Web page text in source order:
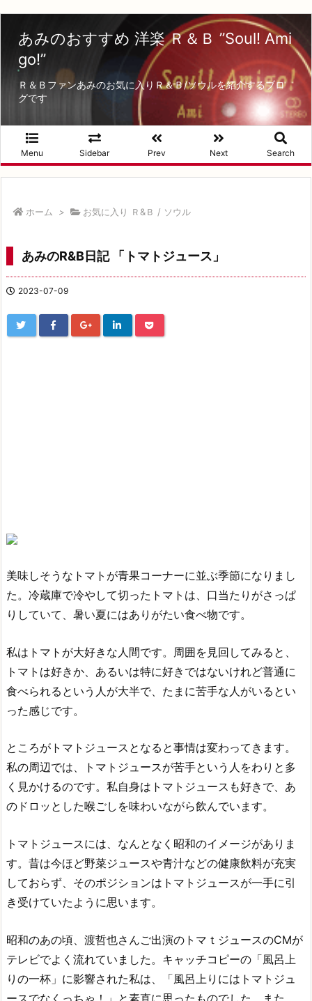
あみのおすすめ 洋楽 Ｒ＆Ｂ ”Soul! Ami
go!”
Ｒ＆Ｂファンあみのお気に入りＲ＆Ｂ/ソウルを紹介するブロ
グです
Menu Sidebar Prev Next Search
ホーム > お気に入り Ｒ&Ｂ / ソウル
あみのR&B日記 「トマトジュース」
2023-07-09
美味しそうなトマトが青果コーナーに並ぶ季節になりまし
た。冷蔵庫で冷やして切ったトマトは、口当たりがさっぱ
りしていて、暑い夏にはありがたい食べ物です。
私はトマトが大好きな人間です。周囲を見回してみると、
トマトは好きか、あるいは特に好きではないけれど普通に
食べられるという人が大半で、たまに苦手な人がいるとい
った感じです。
ところがトマトジュースとなると事情は変わってきます。
私の周辺では、トマトジュースが苦手という人をわりと多
く見かけるのです。私自身はトマトジュースも好きで、あ
のドロッとした喉ごしを味わいながら飲んでいます。
トマトジュースには、なんとなく昭和のイメージがありま
す。昔は今ほど野菜ジュースや青汁などの健康飲料が充実
しておらず、そのポジションはトマトジュースが一手に引
き受けていたように思います。
昭和のあの頃、渡哲也さんご出演のトマｔジュースのCMが
テレビでよく流れていました。キャッチコピーの「風呂上
りの一杯」に影響された私は、「風呂上りにはトマトジュ
ースでなくっちゃ！」と素直に思ったものでした。また、